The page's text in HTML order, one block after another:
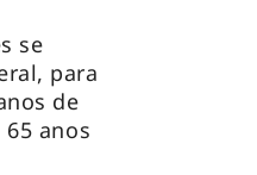
se
para
de
anos